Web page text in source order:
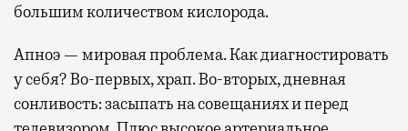
большим количеством кислорода.
Апноэ — мировая проблема. Как диагностировать
у себя? Во-первых, храп. Во-вторых, дневная
сонливость: засыпать на совещаниях и перед